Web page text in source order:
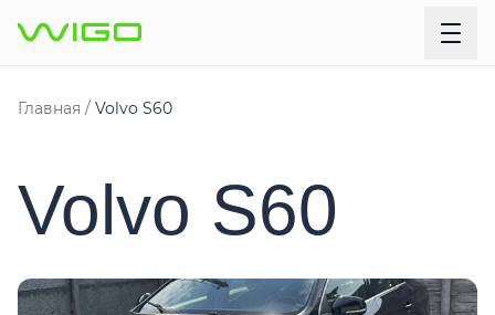
Главная Volvo S60
Volvo S60